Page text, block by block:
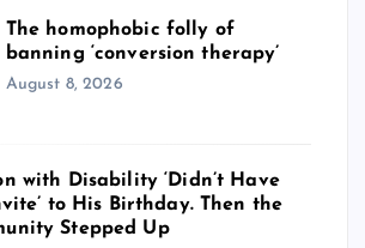
The homophobic folly of
banning ‘conversion therapy’
August 8, 2026
with Disability ‘Didn’t Have
to His Birthday. Then the
Stepped Up